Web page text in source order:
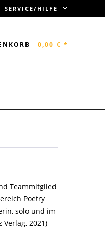
SERVICE/HILFE
0,00 € *
Teammitglied
Poetry
solo und im
2021)